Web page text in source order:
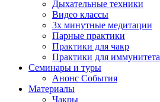
Дыхательные техники
Видео классы
3х минутные медитации
Парные практики
Практики для чакр
Практики для иммунитета
Семинары и туры
Анонс События
Материалы
Чакры